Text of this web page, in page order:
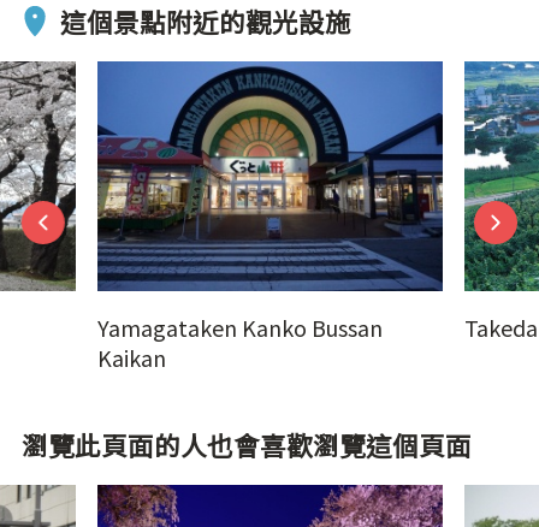
這個景點附近的觀光設施
Yamagataken Kanko Bussan
Kaikan
瀏覽此頁面的人也會喜歡瀏覽這個頁面